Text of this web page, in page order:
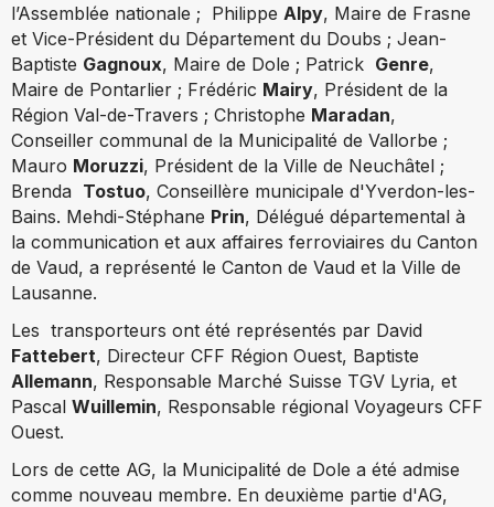
l’Assemblée nationale ; Philippe Alpy, Maire de Frasne
et Vice-Président du Département du Doubs ; Jean-
Baptiste Gagnoux, Maire de Dole ; Patrick Genre,
Maire de Pontarlier ; Frédéric Mairy, Président de la
Région Val-de-Travers ; Christophe Maradan,
Conseiller communal de la Municipalité de Vallorbe ;
Mauro Moruzzi, Président de la Ville de Neuchâtel ;
Brenda Tostuo, Conseillère municipale d'Yverdon-les-
Bains. Mehdi-Stéphane Prin, Délégué départemental à
la communication et aux affaires ferroviaires du Canton
de Vaud, a représenté le Canton de Vaud et la Ville de
Lausanne.
Les transporteurs ont été représentés par David
Fattebert, Directeur CFF Région Ouest, Baptiste
Allemann, Responsable Marché Suisse TGV Lyria, et
Pascal Wuillemin, Responsable régional Voyageurs CFF
Ouest.
Lors de cette AG, la Municipalité de Dole a été admise
comme nouveau membre. En deuxième partie d'AG,